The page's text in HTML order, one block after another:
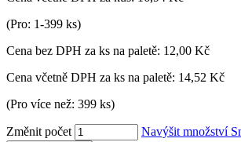
(Pro: 1-399 ks)
Cena bez DPH za ks na paletě: 12,00 Kč
Cena včetně DPH za ks na paletě: 14,52 Kč
(Pro více než: 399 ks)
Změnit počet Navýšit množství